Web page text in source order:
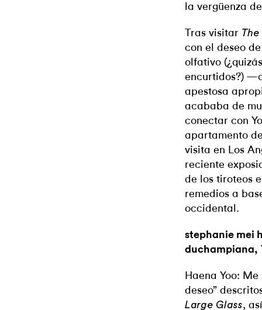
la vergüenza
Tras visitar
con el deseo
olfativo
encurtidos?)
apestosa
acababa de
conectar con
apartamento
visita en Los
reciente
de los tiroteos
remedios a
occidental.
stephanie mei
duchampiana,
Haena Yoo:
deseo”
Large Glass,